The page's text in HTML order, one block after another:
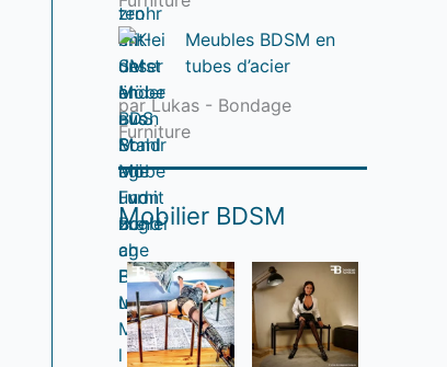
Meubles BDSM en
tubes d’acier
par Lukas - Bondage
Furniture
Mobilier BDSM